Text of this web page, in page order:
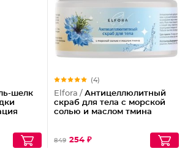
шелк
(4)
Elfora / Антицеллюлитный
скраб для тела с морской
солью и маслом тмина
849 254 ₽